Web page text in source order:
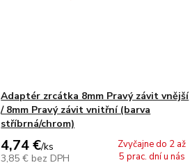
Adaptér zrcátka 8mm Pravý závit vnější
/ 8mm Pravý závit vnitřní (barva
stříbrná/chrom)
4,74 €/ks
3,85 € bez DPH
Zvyčajne do 2 až
5 prac. dní u nás